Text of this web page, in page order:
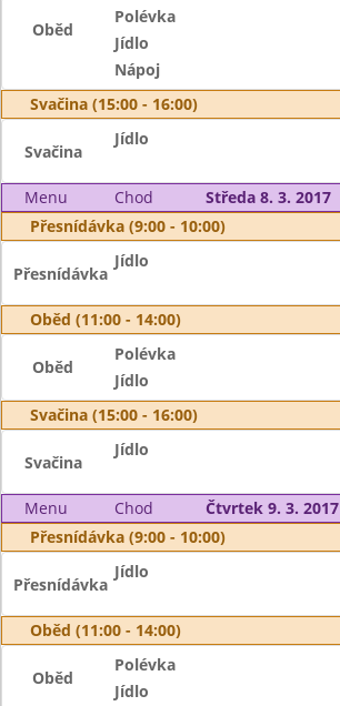
Oběd
Polévka
Jídlo
Nápoj
Svačina (15:00 - 16:00)
Svačina
Jídlo
Menu Chod
Středa 8. 3. 2017
Přesnídávka (9:00 - 10:00)
Přesnídávka
Jídlo
Oběd (11:00 - 14:00)
Oběd
Polévka
Jídlo
Svačina (15:00 - 16:00)
Svačina
Jídlo
Menu Chod
Čtvrtek 9. 3. 2017
Přesnídávka (9:00 - 10:00)
Přesnídávka
Jídlo
Oběd (11:00 - 14:00)
Oběd
Polévka
Jídlo